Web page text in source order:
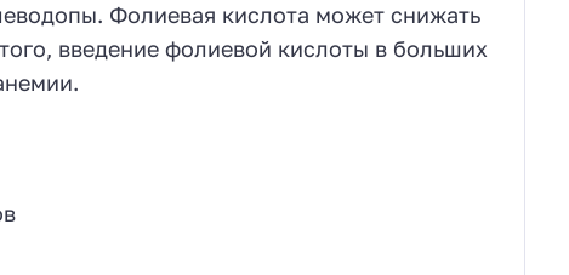
Фолиевая кислота может снижать
введение фолиевой кислоты в больших